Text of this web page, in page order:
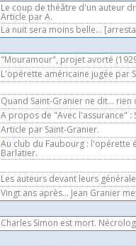
Le coup de théâtre d'un auteur
Article par A.
La nuit sera moins belle...
"Mouramour", projet avorté
L'opérette américaine jugée par
Quand Saint-Granier ne dit... rien
A propos de "Avec l'assurance" :
Article par Saint-Granier.
Au club du Faubourg : l'opérette
Barlatier.
Les auteurs devant leurs
Vingt ans après... Jean Granier
Charles Simon est mort.